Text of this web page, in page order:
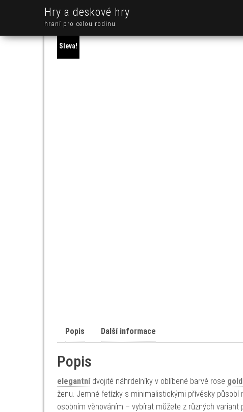
Hry a deskové hry
hraní pro celou rodinu
Sleva!
Popis Další informace
Popis
elegantnídvojité náhrdelníky v oblíbené barvě rose gold
ženu. Jemné řetízky s minimalistickými přívěsky
osobním věnováním – vybírat můžete z různých